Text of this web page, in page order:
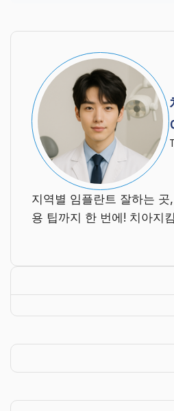
지역별 임플란트 잘하는
용 팁까지 한 번에! 치아지